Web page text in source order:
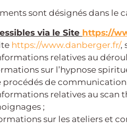
sont désignés dans le
via le Site https://
https://www.danberger.fr/,
relatives au
sur l’hypnose
procédés de communication
relatives au scan
;
sur les ateliers et